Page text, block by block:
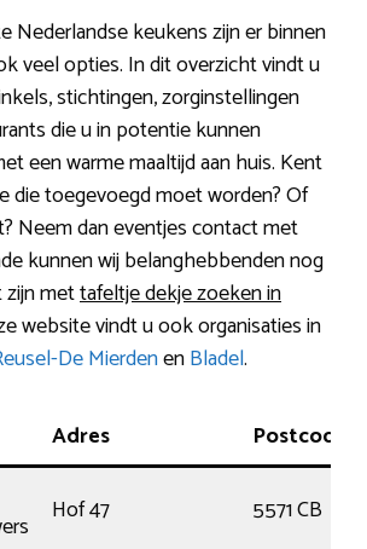
Nederlandse keukens zijn er binnen
veel opties. In dit overzicht vindt u
stichtingen, zorginstellingen
die u in potentie kunnen
een warme maaltijd aan huis. Kent
die toegevoegd moet worden? Of
Neem dan eventjes contact met
kunnen wij belanghebbenden nog
mettafeltje dekje zoeken in
website vindt u ook organisaties in
De MierdenenBladel.
Adres
Postcode
Hof 47
5571 CB